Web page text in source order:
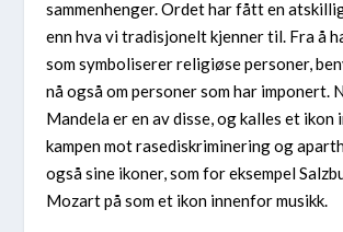
sammenhenger. Ordet har fått en
enn hva vi tradisjonelt kjenner til. Fra å
som symboliserer religiøse personer,
nå også om personer som har imponert.
Mandela er en av disse, og kalles et ikon
kampen mot rasediskriminering og
også sine ikoner, som for eksempel
Mozart på som et ikon innenfor musikk.